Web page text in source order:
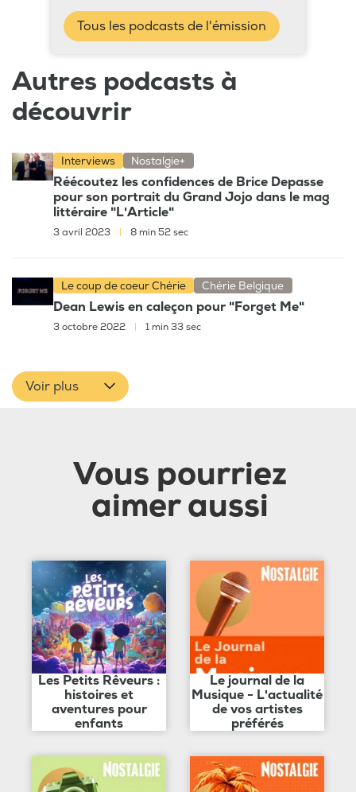
Tous les podcasts de l'émission
Autres podcasts à
découvrir
Interviews Nostalgie+
Réécoutez les confidences de Brice Depasse
pour son portrait du Grand Jojo dans le mag
littéraire "L'Article"
3 avril 2023 8 min 52 sec
Le coup de coeur Chérie Chérie Belgique
Dean Lewis en caleçon pour "Forget Me"
3 octobre 2022 1 min 33 sec
Voir plus
Vous pourriez
aimer aussi
Les Petits Rêveurs :
histoires et
aventures pour
enfants
Le journal de la
Musique - L'actualité
de vos artistes
préférés